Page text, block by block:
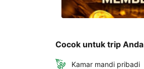
Cocok untuk trip Anda
Kamar mandi pribadi